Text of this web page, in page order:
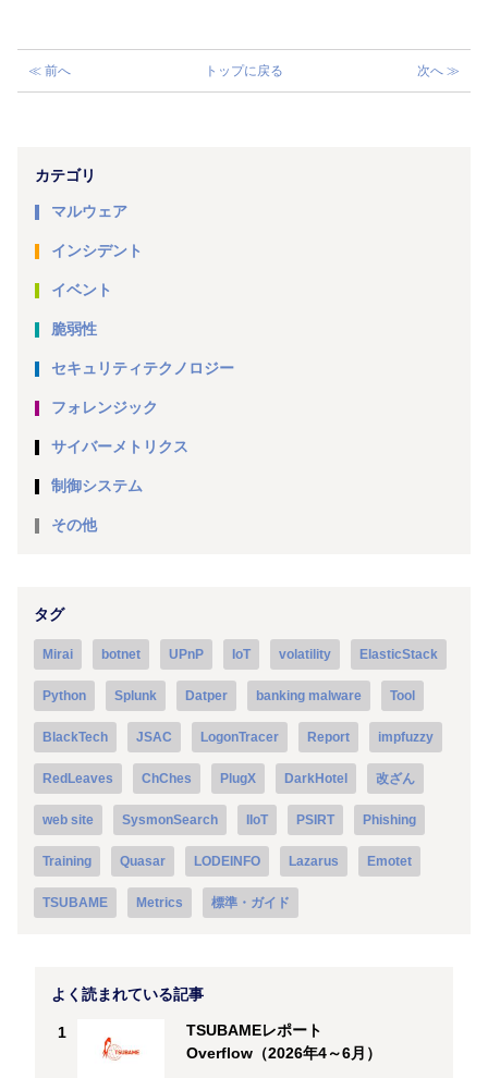
≪ 前へ トップに戻る 次へ ≫
カテゴリ
マルウェア
インシデント
イベント
脆弱性
セキュリティテクノロジー
フォレンジック
サイバーメトリクス
制御システム
その他
タグ
Mirai botnet UPnP IoT volatility ElasticStack
Python Splunk Datper banking malware Tool
BlackTech JSAC LogonTracer Report impfuzzy
RedLeaves ChChes PlugX DarkHotel 改ざん
web site SysmonSearch IIoT PSIRT Phishing
Training Quasar LODEINFO Lazarus Emotet
TSUBAME Metrics 標準・ガイド
よく読まれている記事
1
TSUBAMEレポート
Overflow（2026年4～6月）